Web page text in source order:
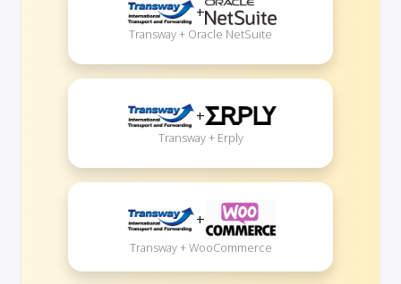
+
Transway + Oracle NetSuite
+
Transway + Erply
+
Transway + WooCommerce